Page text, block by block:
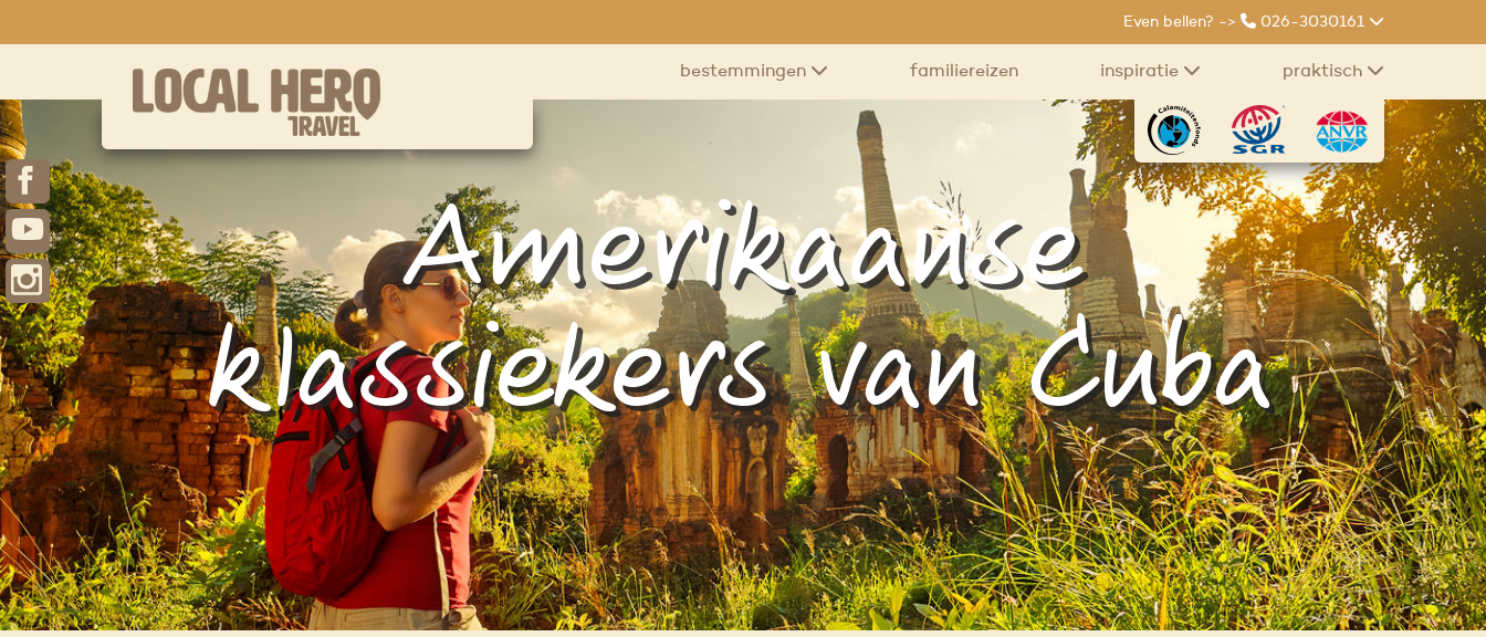
Even bellen? -> 026-3030161
bestemmingen familiereizen inspiratie praktisch
Amerikaanse
klassiekers van Cuba